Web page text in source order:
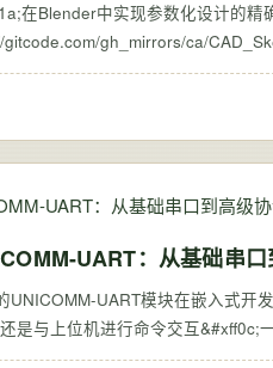
在Blender中实现参数化设计的
UART：从基础串
UNICOMM-UART模块在嵌入式
是与上位机进行命令交互